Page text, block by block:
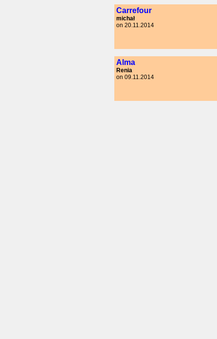
Carrefour
michał
on 20.11.2014
Alma
Renia
on 09.11.2014